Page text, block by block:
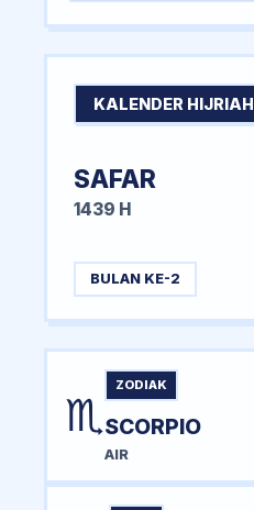
KALENDER HIJRIAH
SAFAR
1439 H
BULAN KE-2
♏
ZODIAK
SCORPIO
AIR